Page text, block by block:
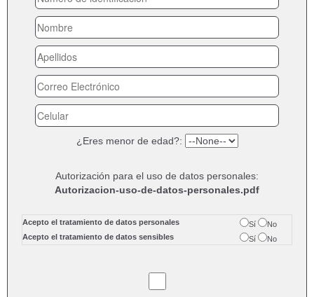
¿Eres menor de edad?:
Autorización para el uso de datos personales:
Autorizacion-uso-de-datos-personales.pdf
Acepto el tratamiento de datos personales Sí
No
Acepto el tratamiento de datos sensibles
Sí No